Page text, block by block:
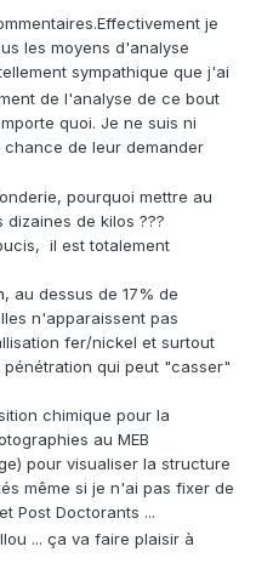
je
les moyens d'analyse
sympathique que j'ai
de l'analyse de ce bout
quoi. Je ne suis ni
de leur demander
pourquoi mettre au
de kilos ???
il est totalement
au dessus de 17% de
n'apparaissent pas
fer/nickel et surtout
qui peut "casser"
chimique pour la
au MEB
pour visualiser la structure
même si je n'ai pas fixer de
Post Doctorants ...
... ça va faire plaisir à